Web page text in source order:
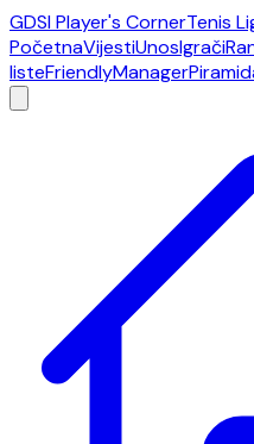
GDSI Player's CornerTenis
PočetnaVijestiUnosIgrači
listeFriendlyManager